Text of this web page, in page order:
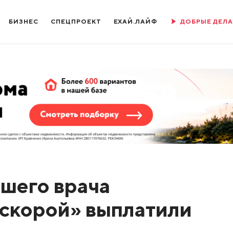
БИЗНЕС СПЕЦПРОЕКТ ЕХАЙ.ЛАЙФ ДОБРЫЕ ДЕЛА
врача
выплатили